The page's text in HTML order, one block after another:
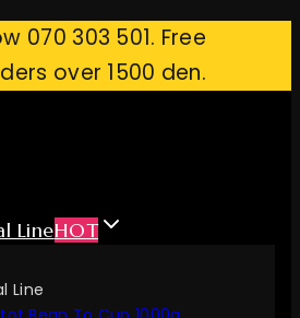
070 303 501. Free
over 1500 den.
LineHOT
Line